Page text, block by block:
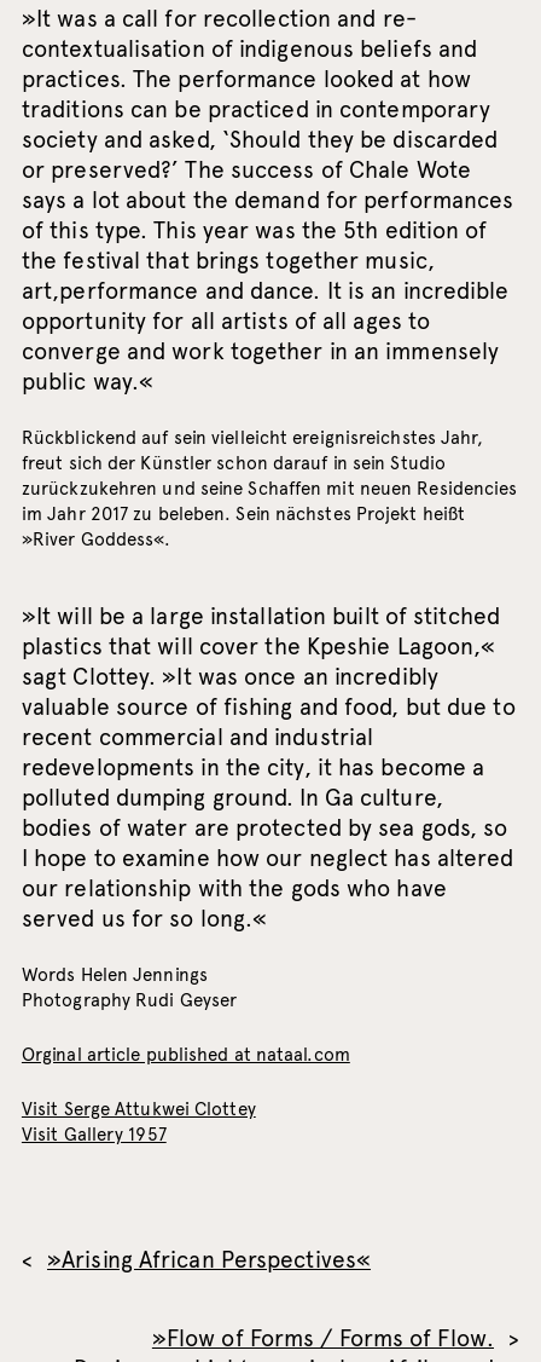
»It was a call for recollection and re-
contextualisation of indigenous beliefs and
practices. The performance looked at how
traditions can be practiced in contemporary
society and asked, ‘Should they be discarded
or preserved?’ The success of Chale Wote
says a lot about the demand for performances
of this type. This year was the 5th edition of
the festival that brings together music,
art,performance and dance. It is an incredible
opportunity for all artists of all ages to
converge and work together in an immensely
public way.«
Rückblickend auf sein vielleicht ereignisreichstes Jahr,
freut sich der Künstler schon darauf in sein Studio
zurückzukehren und seine Schaffen mit neuen Residencies
im Jahr 2017 zu beleben. Sein nächstes Projekt heißt
»River Goddess«.
»It will be a large installation built of stitched
plastics that will cover the Kpeshie Lagoon,«
sagt Clottey. »It was once an incredibly
valuable source of fishing and food, but due to
recent commercial and industrial
redevelopments in the city, it has become a
polluted dumping ground. In Ga culture,
bodies of water are protected by sea gods, so
I hope to examine how our neglect has altered
our relationship with the gods who have
served us for so long.«
Words Helen Jennings
Photography Rudi Geyser
Orginal article published at nataal.com
Visit Serge Attukwei Clottey
Visit Gallery 1957
»Arising African Perspectives«
»Flow of Forms / Forms of Flow.